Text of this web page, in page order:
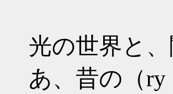
光の世界と
あ、昔の（ry